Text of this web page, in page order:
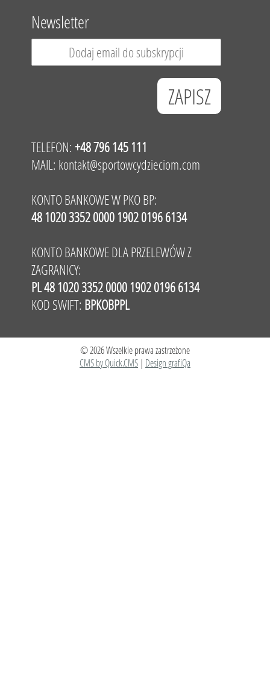
Newsletter
TELEFON: +48 796 145 111
MAIL: kontakt@sportowcydzieciom.com
KONTO BANKOWE W PKO BP:
48 1020 3352 0000 1902 0196 6134
KONTO BANKOWE DLA PRZELEWÓW Z
ZAGRANICY:
PL 48 1020 3352 0000 1902 0196 6134
KOD SWIFT: BPKOBPPL
© 2026 Wszelkie prawa zastrzeżone
CMS by Quick.CMS | Design grafiQa